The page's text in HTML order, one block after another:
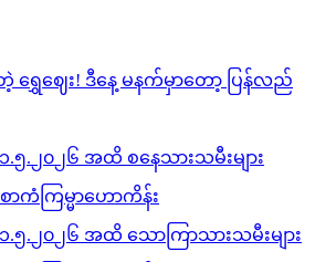
ရွှေဈေး! ဒီနေ့ မနက်မှာတော့ ပြန်လည်
.၅.၂၀၂၆ အထိ စနေသားသမီးများ
ကြမ္မာဟောကိန်း
၁.၅.၂၀၂၆ အထိ သောကြာသားသမီးများ